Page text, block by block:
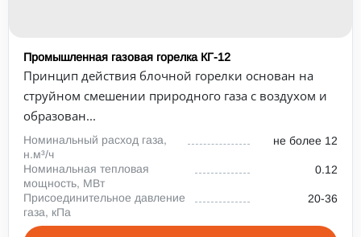
Промышленная газовая горелка КГ-12
Принцип действия блочной горелки основан на
струйном смешении природного газа с воздухом и
образован...
Номинальный расход газа,
н.м³/ч
не более 12
Номинальная тепловая
мощность, МВт
0.12
Присоединительное давление
газа, кПа
20-36